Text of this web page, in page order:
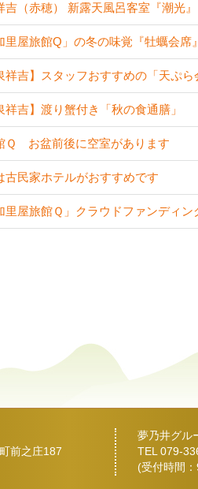
吉（赤穂） 新露天風呂客室『潮光』
里屋旅館Q」の冬の味覚『牡蠣会席』
祥吉】スタッフおすすめの「天ぷら
祥吉】渡り蟹付き「秋の食通膳」
Ｑ お盆前後に空室があります
古民家ホテルがおすすめです
里屋旅館Ｑ」クラウドファンディ
前之庄187
夢乃井グル
TEL079-
(受付時間